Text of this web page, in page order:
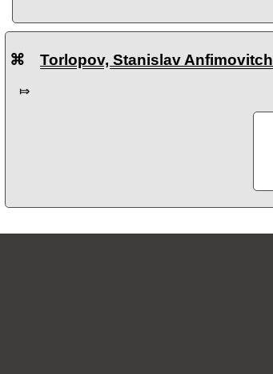
⌘ Torlopov, Stanislav Anfimovitch
⤇